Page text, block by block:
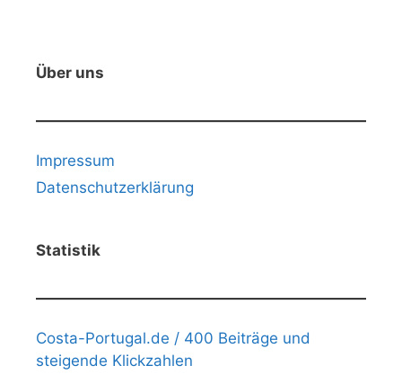
Über uns
Impressum
Datenschutzerklärung
Statistik
Costa-Portugal.de / 400 Beiträge und
steigende Klickzahlen